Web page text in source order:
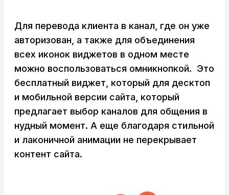
Для перевода клиента в канал, где он уже
авторизован, а также для объединения
всех иконок виджетов в одном месте
можно воспользоваться омникнопкой. Это
бесплатный виджет, который для десктоп
и мобильной версии сайта, который
предлагает выбор каналов для общения в
нудный момент. А еще благодаря стильной
и лаконичной анимации не перекрывает
контент сайта.